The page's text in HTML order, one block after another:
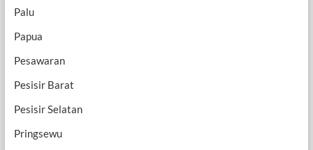
Palu
Papua
Pesawaran
Pesisir Barat
Pesisir Selatan
Pringsewu